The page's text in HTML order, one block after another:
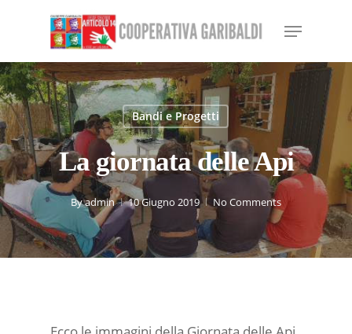
content
Menu
Bandi e Progetti
La giornata delle Api
Byadmin 10 Giugno 2019 No Comments
Menu